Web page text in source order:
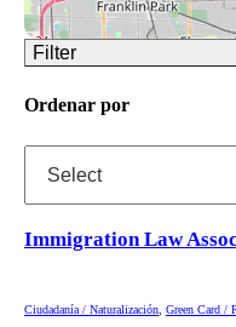
Filter
Ordenar por
Immigration Law
Ciudadanía / Naturalización Green Card /